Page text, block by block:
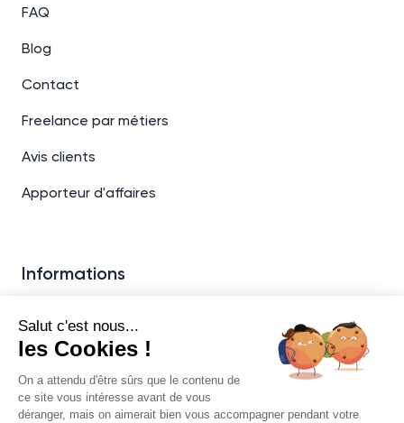
FAQ
Blog
Contact
Freelance par métiers
Avis clients
Apporteur d'affaires
Informations
Salut c'est nous...
les Cookies !
On a attendu d'être sûrs que le contenu de
ce site vous intéresse avant de vous
déranger, mais on aimerait bien vous accompagner pendant votre